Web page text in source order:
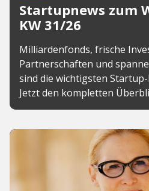
Startupnews zum
KW 31/26
Milliardenfonds, frische
Partnerschaften und
sind die wichtigsten
Jetzt den kompletten